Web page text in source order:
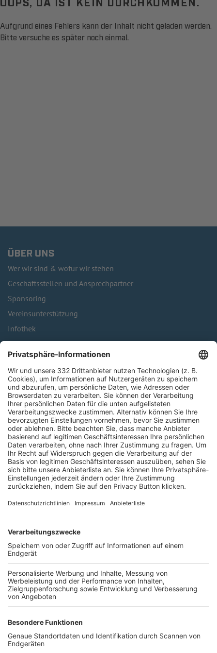
Aufgrund eines Fehlers kann der Inhalt nicht geladen werden.
Bitte versuche es später noch einmal.
ÜBER UNS
Wer wir sind & wofür wir stehen
Geschäftsstellen und Ansprechpartner
Sponsoring
Vereinsunterstützung
Infothek
Kontakt
HÄUFIG BESUCHTE SEITEN
Pässe und Vereinswechsel
Trainerausbildung
Schulungsangebot Vereinsmitarbeiter
BFV-Geschäftsstellen
Trainerbörse
Login SpielPlus
FOLGE DEM BFV
TOP-VEREINE
TOP-PARTNER